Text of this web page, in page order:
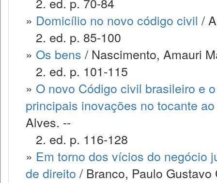
» Domicílio no novo código civil /
2. ed. p. 85-100
» Os bens / Nascimento, Amauri
2. ed. p. 101-115
» O novo Código civil brasileiro e
principais inovações no tocante
Alves. --
2. ed. p. 116-128
» Em torno dos vícios do negócio
de direito / Branco, Paulo Gustavo